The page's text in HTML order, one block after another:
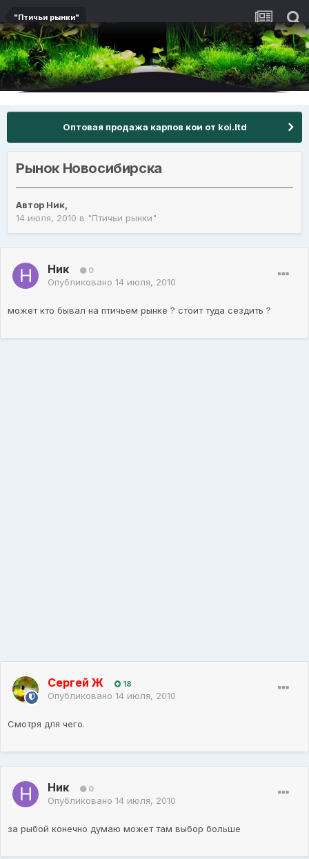
"Птичьи рынки"
Оптовая продажа карпов кои от koi.ltd
Рынок Новосибирска
Автор Ник,
14 июля, 2010 в "Птичьи рынки"
Ник 0
Опубликовано 14 июля, 2010
может кто бывал на птичьем рынке ? стоит туда сездить ?
Сергей Ж 18
Опубликовано 14 июля, 2010
Смотря для чего.
Ник 0
Опубликовано 14 июля, 2010
за рыбой конечно думаю может там выбор больше